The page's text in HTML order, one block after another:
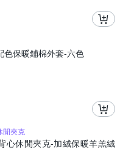
色保暖鋪棉外套-六色
閒夾克
心休閒夾克-加絨保暖羊羔絨